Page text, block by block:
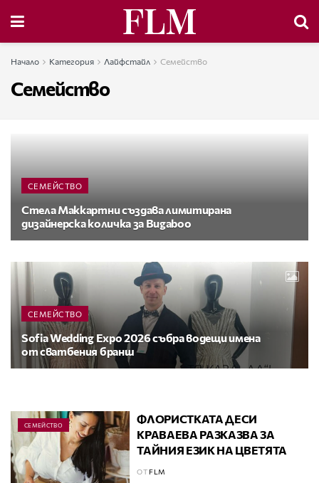
Начало Категория Лайфстайл Семейство
Семейство
СЕМЕЙСТВО
Стела Маккартни създава лимитирана
дизайнерска количка за Bugaboo
СЕМЕЙСТВО
Sofia Wedding Expo 2026 събра водещи имена
от сватбения бранш
СЕМЕЙСТВО
ФЛОРИСТКАТА ДЕСИ
КРАВАЕВА РАЗКАЗВА ЗА
ТАЙНИЯ ЕЗИК НА ЦВЕТЯТА
ОТ FLM